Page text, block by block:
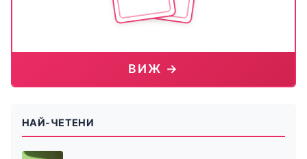
ВИЖ →
НАЙ-ЧЕТЕНИ